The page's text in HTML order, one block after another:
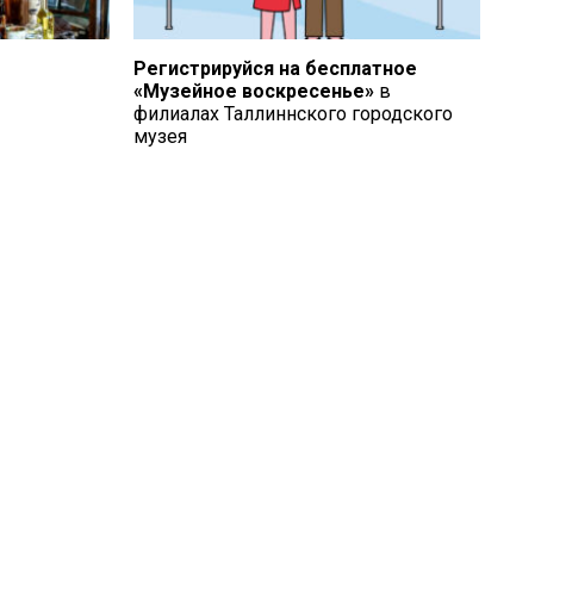
Регистрируйся на бесплатное
«Музейное воскресенье»в
филиалах Таллиннского городского
музея